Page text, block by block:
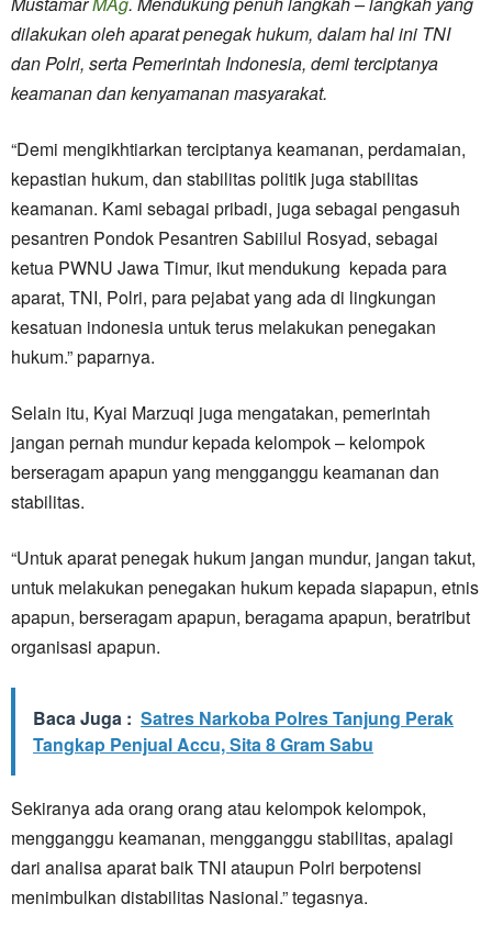
dilakukan oleh aparat penegak hukum, dalam hal ini TNI
dan Polri, serta Pemerintah Indonesia, demi terciptanya
keamanan dan kenyamanan masyarakat.
“Demi mengikhtiarkan terciptanya keamanan, perdamaian,
kepastian hukum, dan stabilitas politik juga stabilitas
keamanan. Kami sebagai pribadi, juga sebagai pengasuh
pesantren Pondok Pesantren Sabiilul Rosyad, sebagai
ketua PWNU Jawa Timur, ikut mendukung kepada para
aparat, TNI, Polri, para pejabat yang ada di lingkungan
kesatuan indonesia untuk terus melakukan penegakan
hukum.” paparnya.
Selain itu, Kyai Marzuqi juga mengatakan, pemerintah
jangan pernah mundur kepada kelompok – kelompok
berseragam apapun yang mengganggu keamanan dan
stabilitas.
“Untuk aparat penegak hukum jangan mundur, jangan takut,
untuk melakukan penegakan hukum kepada siapapun, etnis
apapun, berseragam apapun, beragama apapun, beratribut
organisasi apapun.
Baca Juga : Satres Narkoba Polres Tanjung Perak
Tangkap Penjual Accu, Sita 8 Gram Sabu
Sekiranya ada orang orang atau kelompok kelompok,
mengganggu keamanan, mengganggu stabilitas, apalagi
dari analisa aparat baik TNI ataupun Polri berpotensi
menimbulkan distabilitas Nasional.” tegasnya.